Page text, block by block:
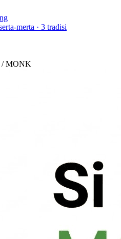
merta · 3 tradisi
/ MONK